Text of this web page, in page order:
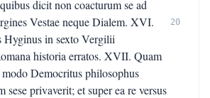
dicit non coacturum se ad
Vestae neque Dialem. XVI.
Hyginus in sexto Vergilii
historia erratos. XVII. Quam
Democritus philosophus
privaverit; et super ea re versus
20